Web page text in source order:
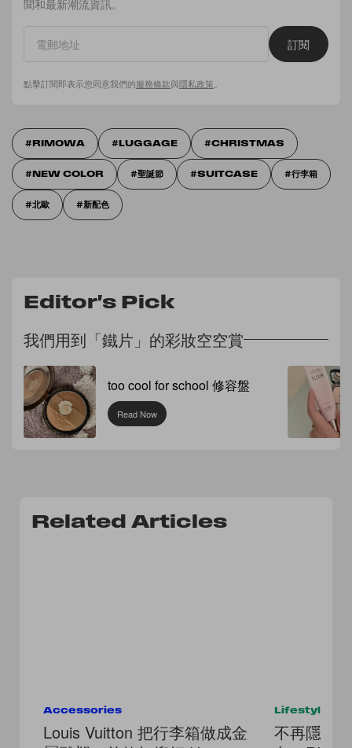
聞和最新潮流資訊。
訂閱
點擊訂閱即表示您同意我們的服務條款與隱私政策
RIMOWA LUGGAGE CHRISTMAS
NEW COLOR 聖誕節 SUITCASE 行李箱
北歐 新配色
Editor's Pick
我們用到「鐵片」的彩妝空空賞
too cool for school 修容盤
Read Now
Related Articles
Accessories
Louis Vuitton 把行李箱做成金
Lifestyle
不再隱身